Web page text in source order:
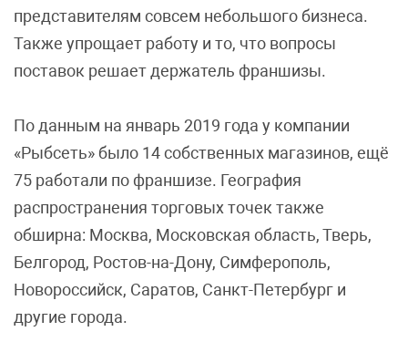
представителям совсем небольшого бизнеса.
Также упрощает работу и то, что вопросы
поставок решает держатель франшизы.
По данным на январь 2019 года у компании
«Рыбсеть» было 14 собственных магазинов, ещё
75 работали по франшизе. География
распространения торговых точек также
обширна: Москва, Московская область, Тверь,
Белгород, Ростов-на-Дону, Симферополь,
Новороссийск, Саратов, Санкт-Петербург и
другие города.